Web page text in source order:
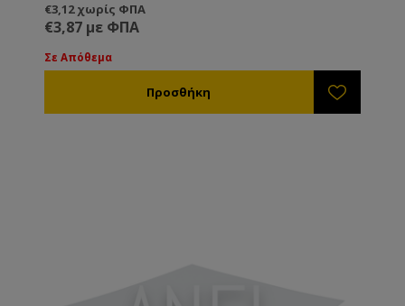
€3,12 χωρίς ΦΠΑ
€3,87 με ΦΠΑ
Σε Απόθεμα